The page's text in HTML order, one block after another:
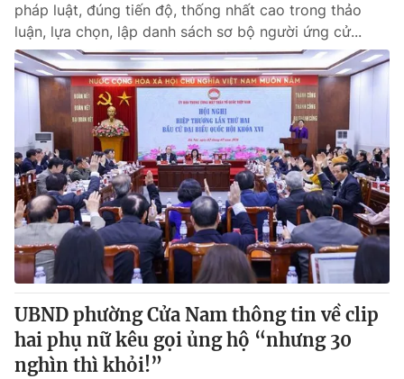
pháp luật, đúng tiến độ, thống nhất cao trong thảo
luận, lựa chọn, lập danh sách sơ bộ người ứng cử...
UBND phường Cửa Nam thông tin về clip
hai phụ nữ kêu gọi ủng hộ “nhưng 30
nghìn thì khỏi!”